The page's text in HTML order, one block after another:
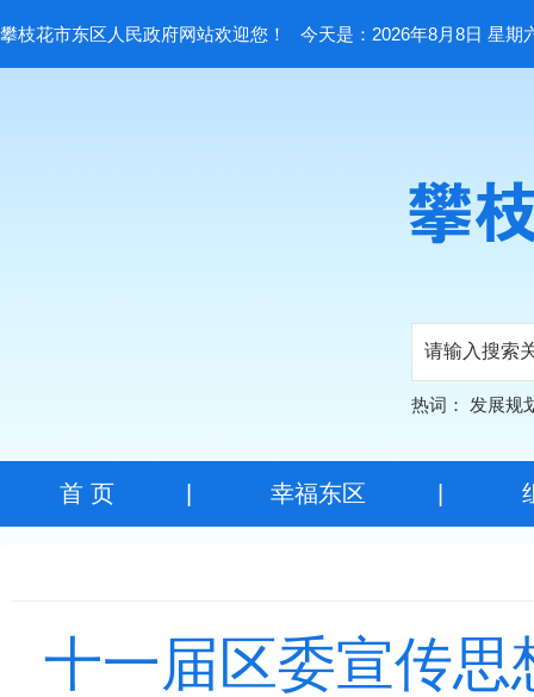
攀枝花市东区人民政府网站欢迎您！ 今天是：2026年8月8日 星期
热词： 发展规
首 页| 幸福东区
十一届区委宣传